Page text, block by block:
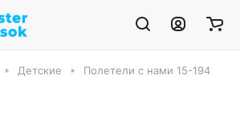
Детские Полетели с нами 15-194